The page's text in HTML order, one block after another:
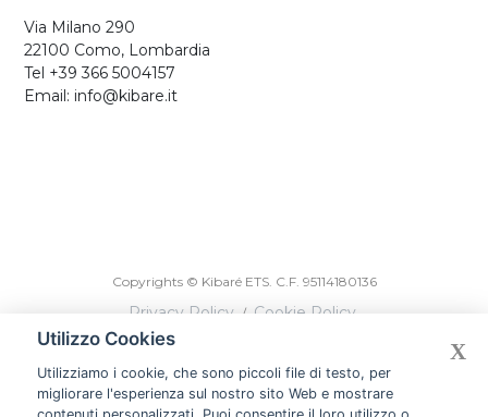
Via Milano 290
22100 Como, Lombardia
Tel +39 366 5004157
Email: info@kibare.it
Copyrights © Kibaré ETS. C.F. 95114180136
Privacy Policy / Cookie Policy
Designed by Devmiup Srl
Utilizzo Cookies
Utilizziamo i cookie, che sono piccoli file di testo, per
migliorare l'esperienza sul nostro sito Web e mostrare
X